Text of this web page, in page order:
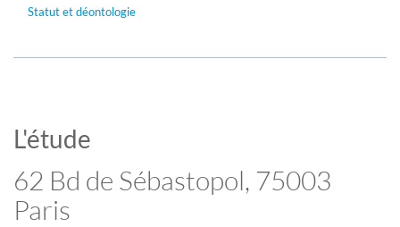
Statut et déontologie
L'étude
62 Bd de Sébastopol, 75003
Paris